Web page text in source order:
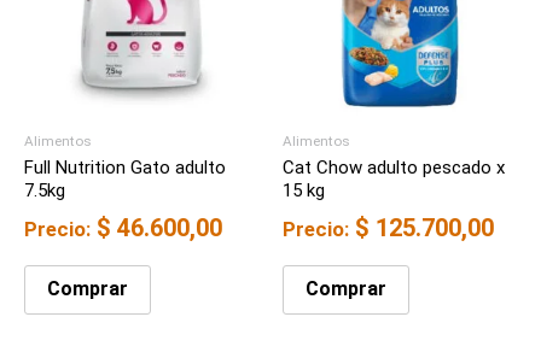
Alimentos
Full Nutrition Gato adulto
7.5kg
Precio: $ 46.600,00
Comprar
Alimentos
Cat Chow adulto pescado x
15 kg
Precio: $ 125.700,00
Comprar